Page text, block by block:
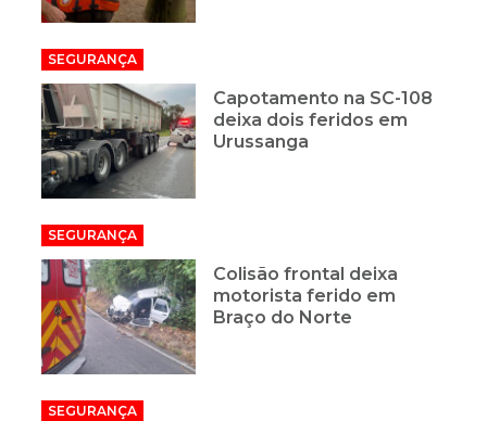
SEGURANÇA
Capotamento na SC-108
deixa dois feridos em
Urussanga
SEGURANÇA
Colisão frontal deixa
motorista ferido em
Braço do Norte
SEGURANÇA